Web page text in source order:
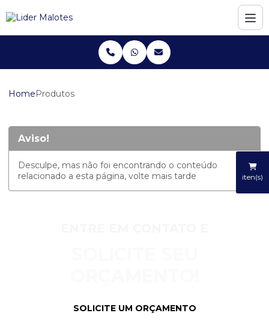
iten(s)
HomeProdutos
Aviso!
Desculpe, mas não foi encontrando o conteúdo
relacionado a esta página, volte mais tarde
SOLICITE UM ORÇAMENTO